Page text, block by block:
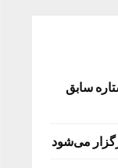
سابق
می‌شود